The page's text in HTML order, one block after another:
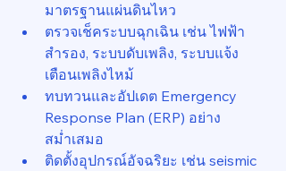
มาตรฐานแผ่นดินไหว
ตรวจเช็คระบบฉุกเฉิน เช่น ไฟฟ้า
สำรอง, ระบบดับเพลิง, ระบบแจ้ง
เตือนเพลิงไหม้
ทบทวนและอัปเดต Emergency
Response Plan (ERP) อย่าง
สม่ำเสมอ
ติดตั้งอุปกรณ์อัจฉริยะ เช่น seismic